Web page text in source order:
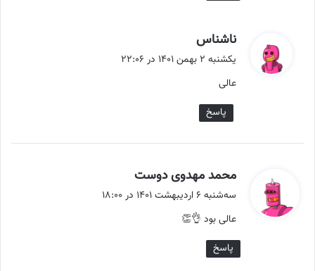
ناشناس
ف
یکشنبه ۲ بهمن ۱۴۰۱ در ۲۲:۰۶
عالی
پاسخ
محمد مهدوی دوست
ف
سه‌شنبه ۶ اردیبهشت ۱۴۰۱ در ۱۸:۰۰
عالی بود 👌👏
پاسخ